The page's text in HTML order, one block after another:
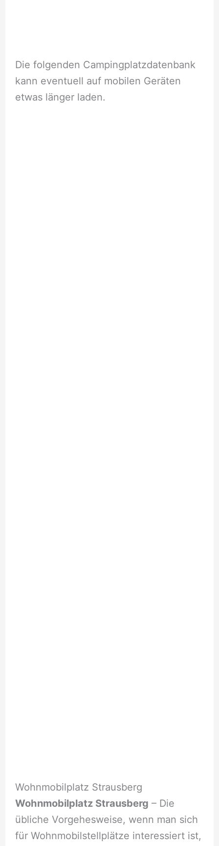
Die folgenden Campingplatzdatenbank
kann eventuell auf mobilen Geräten
etwas länger laden.
Wohnmobilplatz Strausberg
Wohnmobilplatz Strausberg – Die
übliche Vorgehesweise, wenn man sich
für Wohnmobilstellplätze interessiert ist,